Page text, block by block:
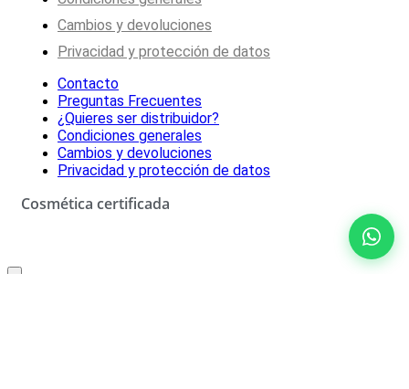
Cambios y devoluciones
Privacidad y protección de datos
Contacto
Preguntas Frecuentes
¿Quieres ser distribuidor?
Condiciones generales
Cambios y devoluciones
Privacidad y protección de datos
Cosmética certificada